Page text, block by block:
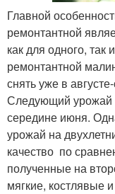
Главной
ремонтантной
как для одного,
ремонтантной
снять уже в
Следующий урожай
середине июня.
урожай на
качество по
полученные на
мягкие, костлявые